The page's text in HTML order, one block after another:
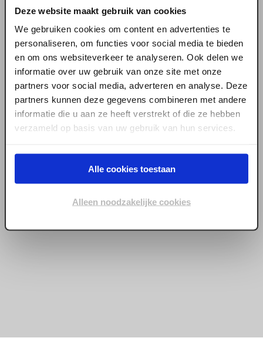
Deze website maakt gebruik van cookies
We gebruiken cookies om content en advertenties te
personaliseren, om functies voor social media te bieden
en om ons websiteverkeer te analyseren. Ook delen we
informatie over uw gebruik van onze site met onze
partners voor social media, adverteren en analyse. Deze
partners kunnen deze gegevens combineren met andere
informatie die u aan ze heeft verstrekt of die ze hebben
verzameld op basis van uw gebruik van hun services.
Alle cookies toestaan
Alleen noodzakelijke cookies